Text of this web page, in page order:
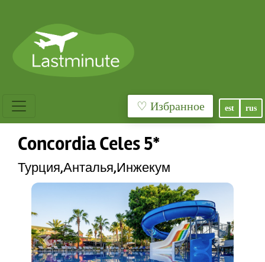
♡ Избранное est rus
Concordia Celes 5*
Турция,Анталья,Инжекум
Previous Next